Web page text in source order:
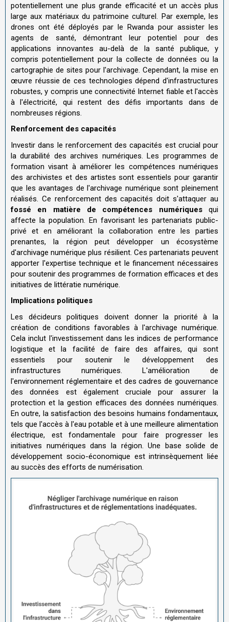
potentiellement une plus grande efficacité et un accès plus
large aux matériaux du patrimoine culturel. Par exemple, les
drones ont été déployés par le Rwanda pour assister les
agents de santé, démontrant leur potentiel pour des
applications innovantes au-delà de la santé publique, y
compris potentiellement pour la collecte de données ou la
cartographie de sites pour l'archivage. Cependant, la mise en
œuvre réussie de ces technologies dépend d'infrastructures
robustes, y compris une connectivité Internet fiable et l'accès
à l'électricité, qui restent des défis importants dans de
nombreuses régions.
Renforcement des capacités
Investir dans le renforcement des capacités est crucial pour
la durabilité des archives numériques. Les programmes de
formation visant à améliorer les compétences numériques
des archivistes et des artistes sont essentiels pour garantir
que les avantages de l'archivage numérique sont pleinement
réalisés. Ce renforcement des capacités doit s'attaquer au
fossé en matière de compétences numériquesqui
affecte la population. En favorisant les partenariats public-
privé et en améliorant la collaboration entre les parties
prenantes, la région peut développer un écosystème
d'archivage numérique plus résilient. Ces partenariats peuvent
apporter l'expertise technique et le financement nécessaires
pour soutenir des programmes de formation efficaces et des
initiatives de littératie numérique.
Implications politiques
Les décideurs politiques doivent donner la priorité à la
création de conditions favorables à l'archivage numérique.
Cela inclut l'investissement dans les indices de performance
logistique et la facilité de faire des affaires, qui sont
essentiels pour soutenir le développement des
infrastructures numériques. L'amélioration de
l'environnement réglementaire et des cadres de gouvernance
des données est également cruciale pour assurer la
protection et la gestion efficaces des données numériques.
En outre, la satisfaction des besoins humains fondamentaux,
tels que l'accès à l'eau potable et à une meilleure alimentation
électrique, est fondamentale pour faire progresser les
initiatives numériques dans la région. Une base solide de
développement socio-économique est intrinsèquement liée
au succès des efforts de numérisation.